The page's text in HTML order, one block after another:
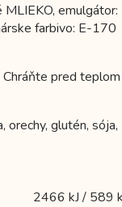
emulgátor:
farbivo: E-170
pred teplom
orechy, glutén, sója,
2466 kJ / 589